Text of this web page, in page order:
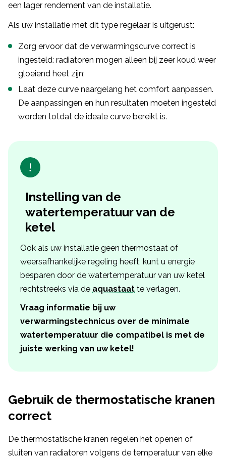
een lager rendement van de installatie.
Als uw installatie met dit type regelaar is uitgerust:
Zorg ervoor dat de verwarmingscurve correct is
ingesteld: radiatoren mogen alleen bij zeer koud weer
gloeiend heet zijn;
Laat deze curve naargelang het comfort aanpassen.
De aanpassingen en hun resultaten moeten ingesteld
worden totdat de ideale curve bereikt is.
Instelling van de
watertemperatuur van de
ketel
Ook als uw installatie geen thermostaat of
weersafhankelijke regeling heeft, kunt u energie
besparen door de watertemperatuur van uw ketel
rechtstreeks via de aquastaat te verlagen.
Vraag informatie bij uw
verwarmingstechnicus over de minimale
watertemperatuur die compatibel is met de
juiste werking van uw ketel!
Gebruik de thermostatische kranen
correct
De thermostatische kranen regelen het openen of
sluiten van radiatoren volgens de temperatuur van elke